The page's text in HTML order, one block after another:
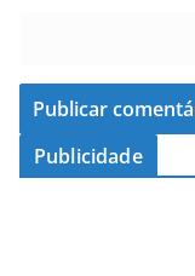
Publicidade